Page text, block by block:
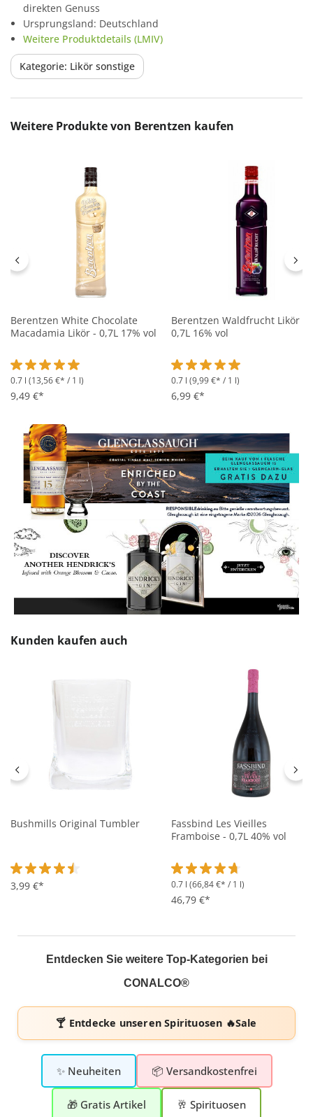
direkten Genuss
Ursprungsland: Deutschland
Weitere Produktdetails (LMIV)
Kategorie: Likör sonstige
Produktgalerie überspringen
Weitere Produkte von Berentzen kaufen
Berentzen White Chocolate
Macadamia Likör - 0,7L 17% vol
Durchschnittliche Bewertung von 5 von 5 Sternen
0.7 l (13,56 €* / 1 l)
9,49 €*
Berentzen Waldfrucht Likör -
0,7L 16% vol
Durchschnittliche
0.7 l (9,99 €* / 1 l)
6,99 €*
Produktgalerie überspringen
Kunden kaufen auch
Bushmills Original Tumbler
Durchschnittliche Bewertung von 4.5 von 5 Sternen
3,99 €*
Fassbind Les Vieilles
Framboise - 0,7L 40% vol
Durchschnittliche
0.7 l (66,84 €* / 1 l)
46,79 €*
Entdecken Sie weitere Top-Kategorien bei
CONALCO®
🍸 Entdecke unserenSpirituosen 🔥Sale
✨ Neuheiten 📦 Versandkostenfrei
🎁 Gratis Artikel 🥂 Spirituosen